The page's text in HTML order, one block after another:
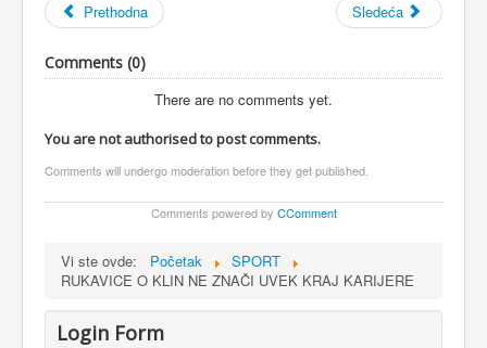
Prethodna
Sledeća
Comments (0)
There are no comments yet.
You are not authorised to post comments.
Comments will undergo moderation before they get published.
Comments powered by CComment
Vi ste ovde: Početak
SPORT
RUKAVICE O KLIN NE ZNAČI UVEK KRAJ KARIJERE
Login Form